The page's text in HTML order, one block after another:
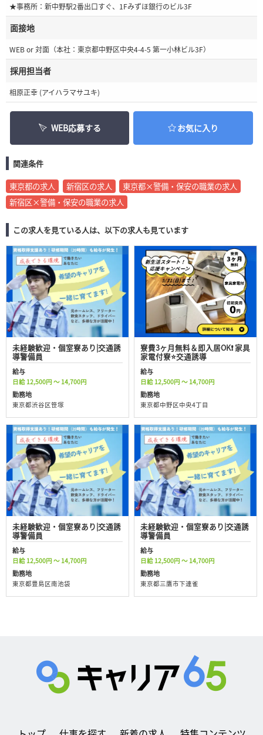
★事務所：新中野駅2番出口すぐ、1Fみずほ銀行のビル3F
面接地
WEB or 対面（本社：東京都中野区中央4-4-5 第一小林ビル3F）
採用担当者
相原正幸 (アイハラマサユキ)
WEB応募する お気に入り
関連条件
東京都の求人 新宿区の求人
東京都×警備・保安の職業の求人
新宿区×警備・保安の職業の求人
この求人を見ている人は、以下の求人も見ています
未経験歓迎・個室寮あり|交通誘
導警備員
給与
日給 12,500円 ～ 14,700円
勤務地
東京都渋谷区笹塚
寮費3ヶ月無料＆即入居OK❗ 家具
家電付寮⭐交通誘導
給与
日給 12,500円 ～ 14,700円
勤務地
東京都中野区中央4丁目
未経験歓迎・個室寮あり|交通誘
導警備員
給与
日給 12,500円 ～ 14,700円
勤務地
東京都豊島区南池袋
未経験歓迎・個室寮あり|交通誘
導警備員
給与
日給 12,500円 ～ 14,700円
勤務地
東京都三鷹市下連雀